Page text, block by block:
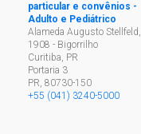
particular e convênios -
Adulto e Pediátrico
Alameda Augusto Stellfeld,
1908 - Bigorrilho
Curitiba, PR
Portaria 3
PR, 80730-150
+55 (041) 3240-5000